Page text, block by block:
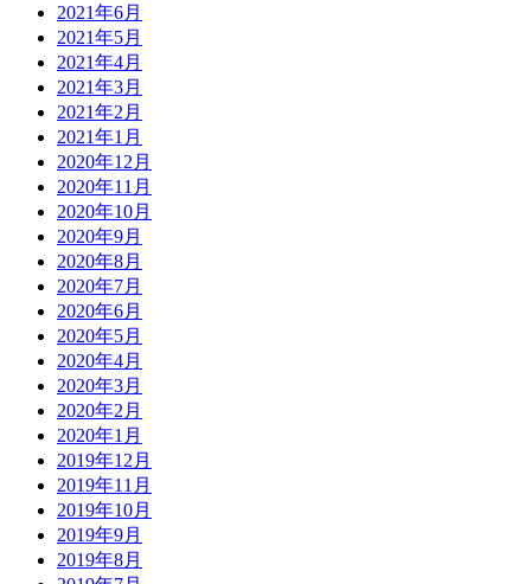
2021年6月
2021年5月
2021年4月
2021年3月
2021年2月
2021年1月
2020年12月
2020年11月
2020年10月
2020年9月
2020年8月
2020年7月
2020年6月
2020年5月
2020年4月
2020年3月
2020年2月
2020年1月
2019年12月
2019年11月
2019年10月
2019年9月
2019年8月